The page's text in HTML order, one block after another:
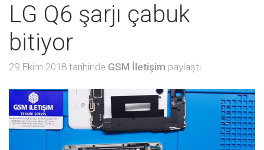
LG Q6 şarjı çabuk
bitiyor
29 Ekim 2018 tarihinde GSM İletişim paylaştı.